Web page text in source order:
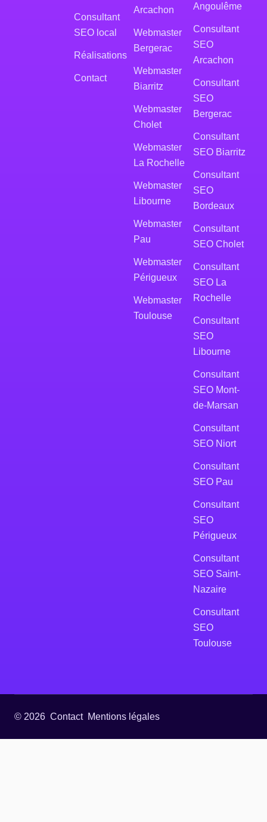
Consultant
SEO local
Réalisations
Contact
Arcachon
Webmaster
Bergerac
Webmaster
Biarritz
Webmaster
Cholet
Webmaster
La Rochelle
Webmaster
Libourne
Webmaster
Pau
Webmaster
Périgueux
Webmaster
Toulouse
Angoulême
Consultant
SEO
Arcachon
Consultant
SEO
Bergerac
Consultant
SEO Biarritz
Consultant
SEO
Bordeaux
Consultant
SEO Cholet
Consultant
SEO La
Rochelle
Consultant
SEO
Libourne
Consultant
SEO Mont-
de-Marsan
Consultant
SEO Niort
Consultant
SEO Pau
Consultant
SEO
Périgueux
Consultant
SEO Saint-
Nazaire
Consultant
SEO
Toulouse
© 2026 Contact Mentions légales